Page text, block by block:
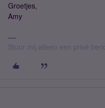
Groetjes,
Amy
Stuur mij alleen een privé